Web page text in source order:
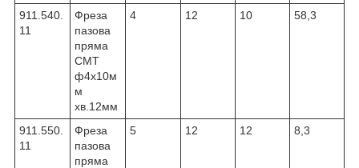
911.540.
11
Фреза
пазова
пряма
CMT
ф4х10м
м
хв.12мм
4 12 10 58,3
911.550.
11
Фреза
пазова
пряма
5 12 12 8,3